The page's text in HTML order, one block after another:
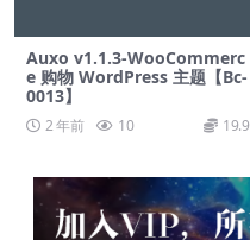
Auxo v1.1.3-WooCommerc
e 购物 WordPress 主题【Bc-
0013】
2 年前 10 19.9